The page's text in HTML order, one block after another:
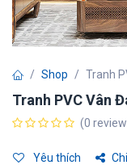
Shop Tranh
Tranh PVC Vân
(0
Yêu thích